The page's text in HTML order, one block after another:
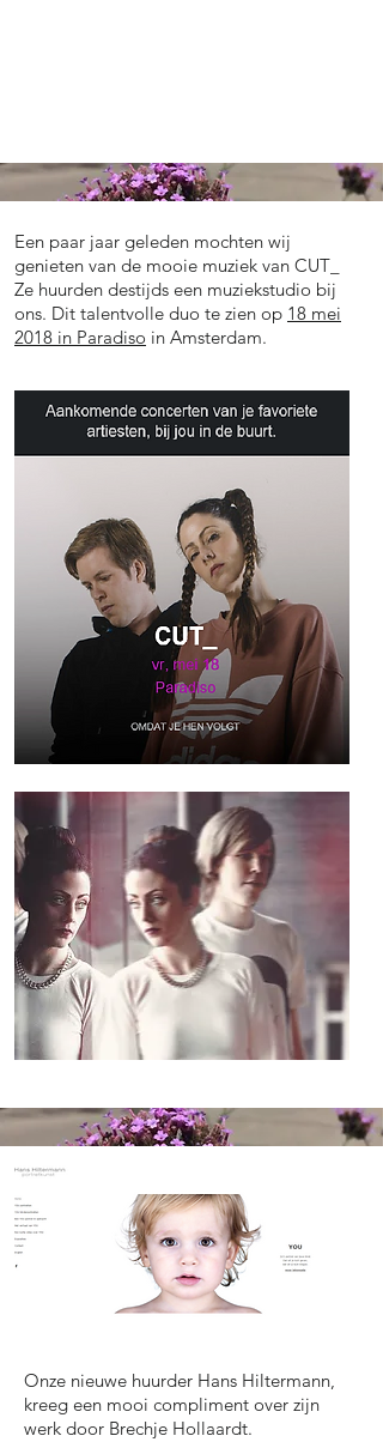
Een paar jaar geleden mochten wij
genieten van de mooie muziek van CUT_
Ze huurden destijds een muziekstudio bij
ons. Dit talentvolle duo te zien op 18 mei
2018 in Paradiso in Amsterdam.
Onze nieuwe huurder Hans Hiltermann,
kreeg een mooi compliment over zijn
werk door Brechje Hollaardt.